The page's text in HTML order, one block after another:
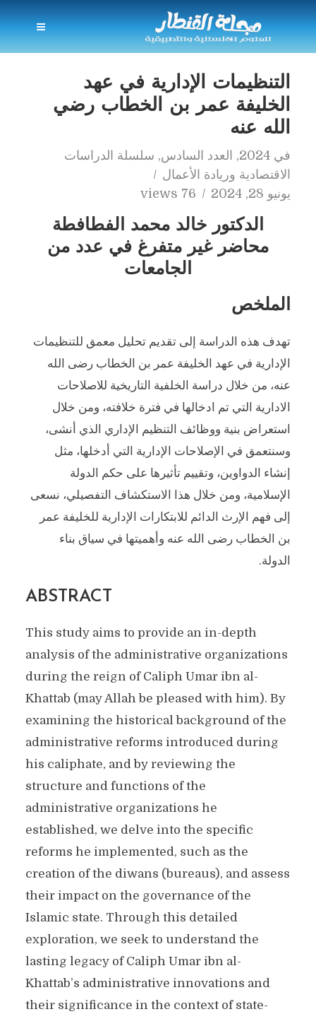
التنظيمات الإدارية في عهد
الخليفة عمر بن الخطاب رضي
الله عنه
في 2024
, العدد السادس, سلسلة الدراسات
الاقتصادية وريادة الأعمال
يونيو 28, 2024
76 views
الدكتور خالد محمد الفطافطة
محاضر غير متفرغ في عدد من
الجامعات
الملخص
تهدف هذه الدراسة إلى تقديم تحليل معمق للتنظيمات
الإدارية في عهد الخليفة عمر بن الخطاب رضى الله
عنه، من خلال دراسة الخلفية التاريخية للاصلاحات
الادارية التي تم ادخالها في فترة خلافته، ومن خلال
استعراض بنية ووظائف التنظيم الإداري الذي أنشى،
وسنتعمق في الإصلاحات الإدارية التي أدخلها، مثل
إنشاء الدواوين، وتقييم تأثيرها على حكم الدولة
الإسلامية، ومن خلال هذا الاستكشاف التفصيلي، نسعى
إلى فهم الإرث الدائم للابتكارات الإدارية للخليفة عمر
بن الخطاب رضى الله عنه وأهميتها في سياق بناء
الدولة.
ABSTRACT
This study aims to provide an in-depth
analysis of the administrative organizations
during the reign of Caliph Umar ibn al-
Khattab (may Allah be pleased with him). By
examining the historical background of the
administrative reforms introduced during
his caliphate, and by reviewing the
structure and functions of the
administrative organizations he
established, we delve into the specific
reforms he implemented, such as the
creation of the diwans (bureaus), and assess
their impact on the governance of the
Islamic state. Through this detailed
exploration, we seek to understand the
lasting legacy of Caliph Umar ibn al-
Khattab’s administrative innovations and
their significance in the context of state-